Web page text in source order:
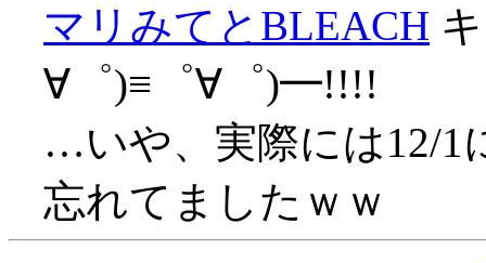
マリみてとBLEACH
∀゜)≡゜∀゜)━!!!!
…いや、実際には12/1
忘れてましたｗｗ